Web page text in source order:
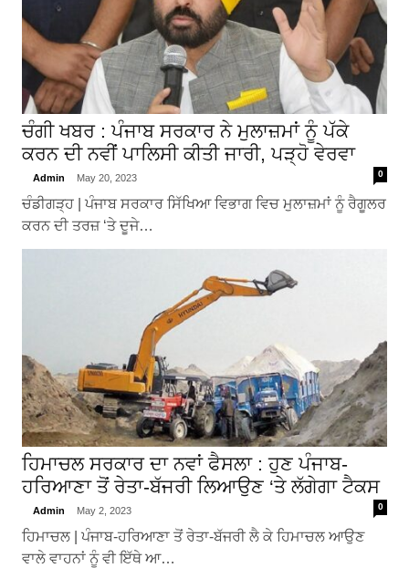
ਚੰਗੀ ਖਬਰ : ਪੰਜਾਬ ਸਰਕਾਰ ਨੇ ਮੁਲਾਜ਼ਮਾਂ ਨੂੰ ਪੱਕੇ
ਕਰਨ ਦੀ ਨਵੀਂ ਪਾਲਿਸੀ ਕੀਤੀ ਜਾਰੀ, ਪੜ੍ਹੋ ਵੇਰਵਾ
Admin May 20, 2023 0
ਚੰਡੀਗੜ੍ਹ | ਪੰਜਾਬ ਸਰਕਾਰ ਸਿੱਖਿਆ ਵਿਭਾਗ ਵਿਚ ਮੁਲਾਜ਼ਮਾਂ ਨੂੰ ਰੈਗੂਲਰ
ਕਰਨ ਦੀ ਤਰਜ਼ ‘ਤੇ ਦੂਜੇ…
ਹਿਮਾਚਲ ਸਰਕਾਰ ਦਾ ਨਵਾਂ ਫੈਸਲਾ : ਹੁਣ ਪੰਜਾਬ-
ਹਰਿਆਣਾ ਤੋਂ ਰੇਤਾ-ਬੱਜਰੀ ਲਿਆਉਣ ‘ਤੇ ਲੱਗੇਗਾ ਟੈਕਸ
Admin May 2, 2023 0
ਹਿਮਾਚਲ | ਪੰਜਾਬ-ਹਰਿਆਣਾ ਤੋਂ ਰੇਤਾ-ਬੱਜਰੀ ਲੈ ਕੇ ਹਿਮਾਚਲ ਆਉਣ
ਵਾਲੇ ਵਾਹਨਾਂ ਨੂੰ ਵੀ ਇੱਥੇ ਆ…